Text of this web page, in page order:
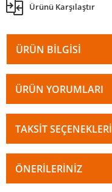
Ürünü Karşılaştır
ÜRÜN BILGISI
ÜRÜN YORUMLARI
TAKSIT SEÇENEKLERI
ÖNERILERINIZ